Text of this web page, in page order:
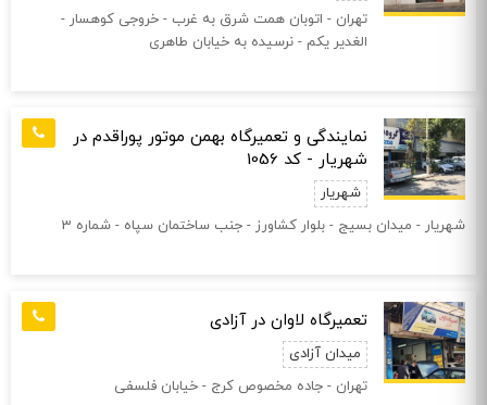
تهران - اتوبان همت شرق به غرب - خروجی کوهسار -
الغدیر یکم - نرسیده به خیابان طاهری
نمایندگی و تعمیرگاه بهمن موتور پوراقدم در
شهریار - کد 1056
شهریار
شهریار - میدان بسیج - بلوار کشاورز - جنب ساختمان سپاه - شماره 3
تعمیرگاه لاوان در آزادی
میدان آزادی
تهران - جاده مخصوص کرج - خیابان فلسفی